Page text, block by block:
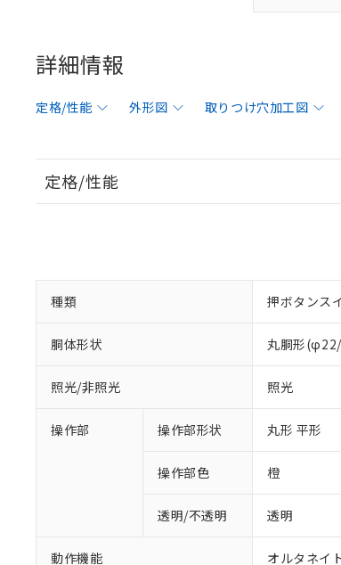
詳細情報
定格/性能 外形図 取りつけ穴加工図
定格/性能
種類 押ボタンス
胴体形状 丸胴形
照光/非照光 照光
操作部 操作部形状 丸形 平形
操作部色 橙
透明/不透明 透明
動作機能 オルタネイ